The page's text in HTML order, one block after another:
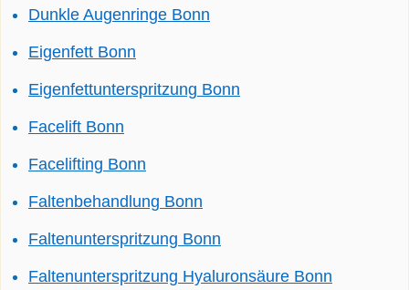
Dunkle Augenringe Bonn
Eigenfett Bonn
Eigenfettunterspritzung Bonn
Facelift Bonn
Facelifting Bonn
Faltenbehandlung Bonn
Faltenunterspritzung Bonn
Faltenunterspritzung Hyaluronsäure Bonn